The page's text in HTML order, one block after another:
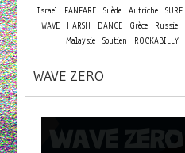
Israel
FANFARE Suède Autriche SURF
WAVE
HARSH DANCE Grèce Russie
Malaysie Soutien ROCKABILLY
WAVE ZERO